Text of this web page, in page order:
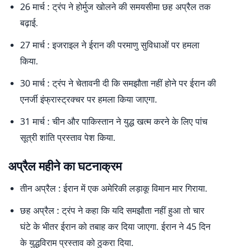
26 मार्च : ट्रंप ने होर्मुज खोलने की समयसीमा छह अप्रैल तक
बढ़ाई.
27 मार्च : इजराइल ने ईरान की परमाणु सुविधाओं पर हमला
किया.
30 मार्च : ट्रंप ने चेतावनी दी कि समझौता नहीं होने पर ईरान की
एनर्जी इंफ्रास्ट्रक्चर पर हमला किया जाएगा.
31 मार्च : चीन और पाकिस्तान ने युद्ध खत्म करने के लिए पांच
सूत्री शांति प्रस्ताव पेश किया.
अप्रैल महीने का घटनाक्रम
तीन अप्रैल : ईरान में एक अमेरिकी लड़ाकू विमान मार गिराया.
छह अप्रैल : ट्रंप ने कहा कि यदि समझौता नहीं हुआ तो चार
घंटे के भीतर ईरान को तबाह कर दिया जाएगा. ईरान ने 45 दिन
के युद्धविराम प्रस्ताव को ठुकरा दिया.